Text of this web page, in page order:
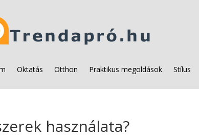
Oktatás Otthon Praktikus megoldások Stílus
használata?